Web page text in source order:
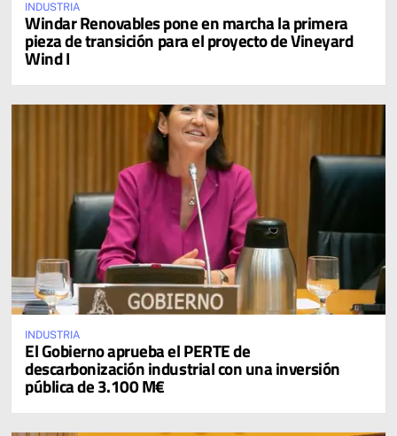
INDUSTRIA
Windar Renovables pone en marcha la primera
pieza de transición para el proyecto de Vineyard
Wind I
INDUSTRIA
El Gobierno aprueba el PERTE de
descarbonización industrial con una inversión
pública de 3.100 M€